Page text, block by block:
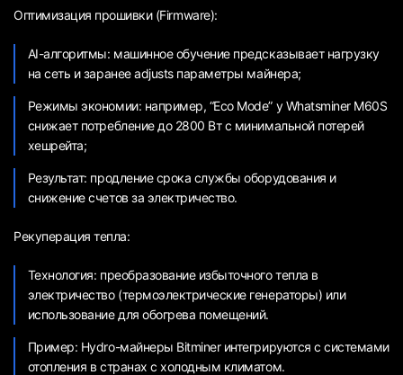
Оптимизация прошивки (Firmware):
AI-алгоритмы: машинное обучение предсказывает нагрузку
на сеть и заранее adjusts параметры майнера;
Режимы экономии: например, “Eco Mode” у Whatsminer M60S
снижает потребление до 2800 Вт с минимальной потерей
хешрейта;
Результат: продление срока службы оборудования и
снижение счетов за электричество.
Рекуперация тепла:
Технология: преобразование избыточного тепла в
электричество (термоэлектрические генераторы) или
использование для обогрева помещений.
Пример: Hydro-майнеры Bitminer интегрируются с системами
отопления в странах с холодным климатом.